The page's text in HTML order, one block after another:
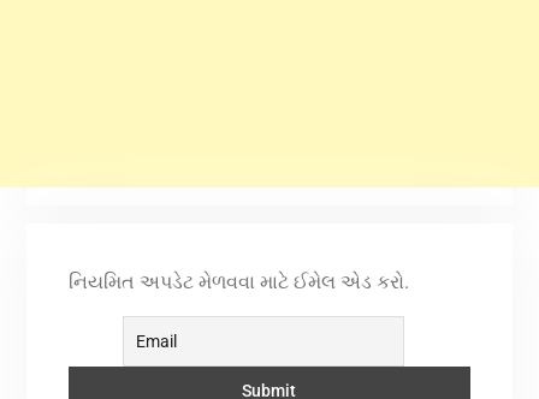
નિયમિત અપડેટ મેળવવા માટે ઈમેલ એડ કરો.